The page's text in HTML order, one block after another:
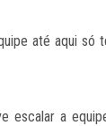
até aqui só
escalar a